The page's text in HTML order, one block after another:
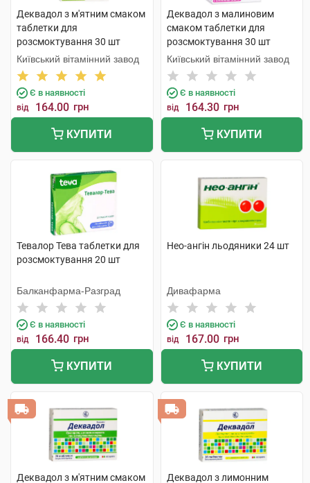
Деквадол з м'ятним смаком
таблетки для
розсмоктування 30 шт
Київський вітамінний завод
Є в наявності
від 164.00 грн
КУПИТИ
Деквадол з малиновим
смаком таблетки для
розсмоктування 30 шт
Київський вітамінний завод
Є в наявності
від 164.30 грн
КУПИТИ
Тевалор Тева таблетки для
розсмоктування 20 шт
Балканфарма-Разград
Є в наявності
від 166.40 грн
КУПИТИ
Нео-ангін льодяники 24 шт
Дивафарма
Є в наявності
від 167.00 грн
КУПИТИ
Деквадол з м'ятним смаком Деквадол з лимонним